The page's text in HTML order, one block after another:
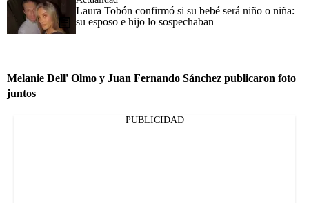
Laura Tobón confirmó si su bebé será niño o niña:
su esposo e hijo lo sospechaban
Melanie Dell' Olmo y Juan Fernando Sánchez publicaron foto
juntos
PUBLICIDAD